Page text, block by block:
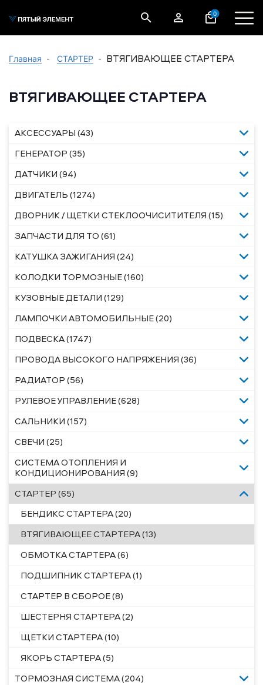
0
Главная СТАРТЕР ВТЯГИВАЮЩЕЕ СТАРТЕРА
ВТЯГИВАЮЩЕЕ СТАРТЕРА
АКСЕССУАРЫ (43)
ГЕНЕРАТОР (35)
ДАТЧИКИ (94)
ДВИГАТЕЛЬ (1274)
ДВОРНИК / ЩЕТКИ СТЕКЛООЧИСИТИТЕЛЯ (15)
ЗАПЧАСТИ ДЛЯ ТО (61)
КАТУШКА ЗАЖИГАНИЯ (24)
КОЛОДКИ ТОРМОЗНЫЕ (160)
КУЗОВНЫЕ ДЕТАЛИ (129)
ЛАМПОЧКИ АВТОМОБИЛЬНЫЕ (20)
ПОДВЕСКА (1747)
ПРОВОДА ВЫСОКОГО НАПРЯЖЕНИЯ (36)
РАДИАТОР (56)
РУЛЕВОЕ УПРАВЛЕНИЕ (628)
САЛЬНИКИ (157)
СВЕЧИ (25)
СИСТЕМА ОТОПЛЕНИЯ И
КОНДИЦИОНИРОВАНИЯ (9)
СТАРТЕР (65)
БЕНДИКС СТАРТЕРА (20)
ВТЯГИВАЮЩЕЕ СТАРТЕРА (13)
ОБМОТКА СТАРТЕРА (6)
ПОДШИПНИК СТАРТЕРА (1)
СТАРТЕР В СБОРОЕ (8)
ШЕСТЕРНЯ СТАРТЕРА (2)
ЩЕТКИ СТАРТЕРА (10)
ЯКОРЬ СТАРТЕРА (5)
ТОРМОЗНАЯ СИСТЕМА (204)